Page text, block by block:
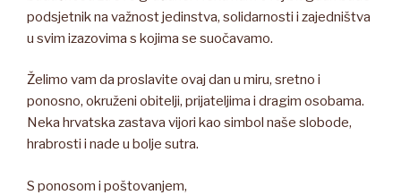
podsjetnik na važnost jedinstva, solidarnosti i zajedništva
u svim izazovima s kojima se suočavamo.
Želimo vam da proslavite ovaj dan u miru, sretno i
ponosno, okruženi obitelji, prijateljima i dragim osobama.
Neka hrvatska zastava vijori kao simbol naše slobode,
hrabrosti i nade u bolje sutra.
S ponosom i poštovanjem,